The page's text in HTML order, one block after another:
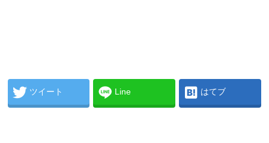
ツイート Line はてブ